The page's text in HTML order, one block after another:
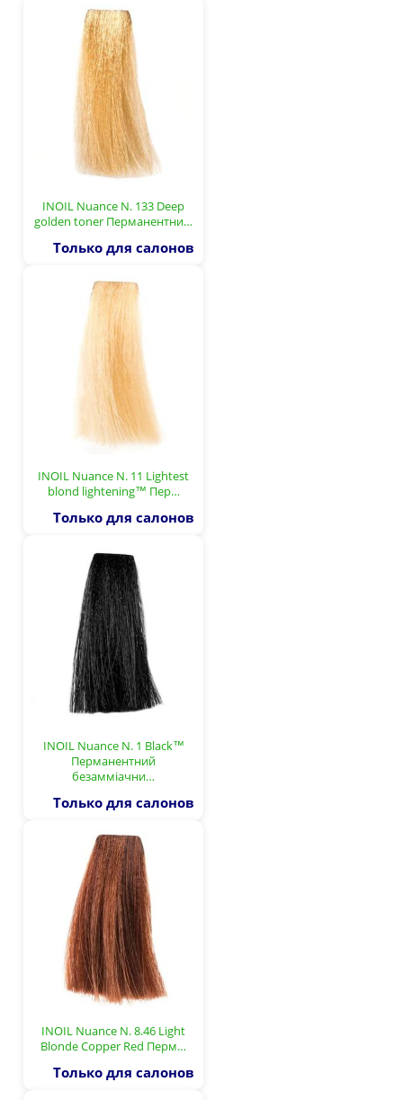
INOIL Nuance N. 133 Deep
golden toner Перманентни…
Только для салонов
INOIL Nuance N. 11 Lightest
blond lightening™ Пер…
Только для салонов
INOIL Nuance N. 1 Black™
Перманентний
безамміачни…
Только для салонов
INOIL Nuance N. 8.46 Light
Blonde Copper Red Перм…
Только для салонов